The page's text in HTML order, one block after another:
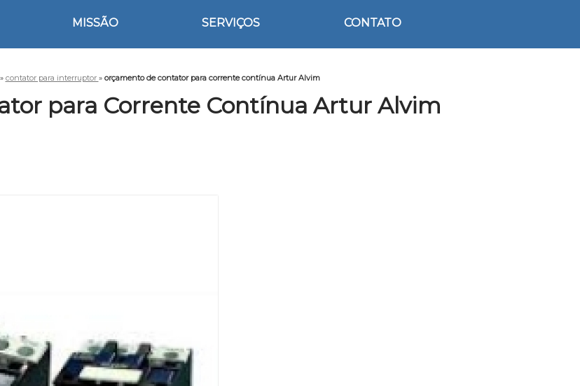
MISSÃO SERVIÇOS CONTATO
» contator para interruptor » orçamento de contator para corrente contínua Artur Alvim
para Corrente Contínua Artur Alvim